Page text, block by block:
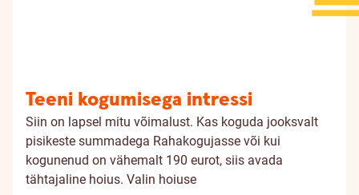
Teeni kogumisega intressi
Siin on lapsel mitu võimalust. Kas koguda jooksvalt
pisikeste summadega Rahakogujasse või kui
kogunenud on vähemalt 190 eurot, siis avada
tähtajaline hoius. Valin hoiuse